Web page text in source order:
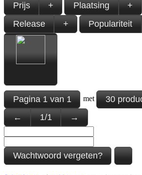
Prijs
+ Plaatsing
+
Release
+ Populariteit
Pagina1van1 met
30
←
1/1 →
Wachtwoord vergeten?